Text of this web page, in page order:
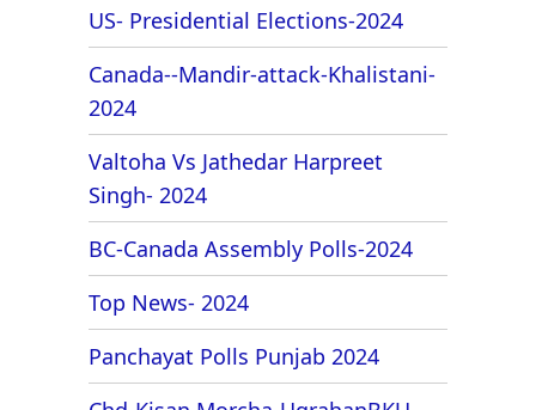
US- Presidential Elections-2024
Canada--Mandir-attack-Khalistani-
2024
Valtoha Vs Jathedar Harpreet
Singh- 2024
BC-Canada Assembly Polls-2024
Top News- 2024
Panchayat Polls Punjab 2024